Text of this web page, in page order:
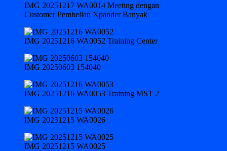
IMG 20251217 WA0014 Meeting dengan
Customer Pembelian Xpander Banyak
IMG 20251216 WA0052 Training Center
IMG 20250603 154040
IMG 20251216 WA0053 Training MST 2
IMG 20251215 WA0026
IMG 20251215 WA0025